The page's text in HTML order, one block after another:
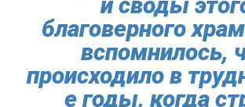
благоверного
вспомнилось,
происходило в
е годы, когда